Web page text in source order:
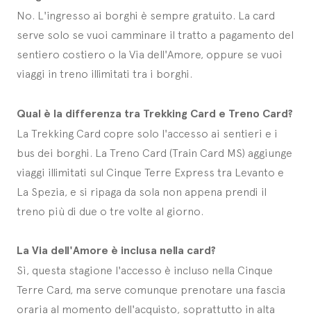
No. L'ingresso ai borghi è sempre gratuito. La card
serve solo se vuoi camminare il tratto a pagamento del
sentiero costiero o la Via dell'Amore, oppure se vuoi
viaggi in treno illimitati tra i borghi.
Qual è la differenza tra Trekking Card e Treno Card?
La Trekking Card copre solo l'accesso ai sentieri e i
bus dei borghi. La Treno Card (Train Card MS) aggiunge
viaggi illimitati sul Cinque Terre Express tra Levanto e
La Spezia, e si ripaga da sola non appena prendi il
treno più di due o tre volte al giorno.
La Via dell'Amore è inclusa nella card?
Sì, questa stagione l'accesso è incluso nella Cinque
Terre Card, ma serve comunque prenotare una fascia
oraria al momento dell'acquisto, soprattutto in alta